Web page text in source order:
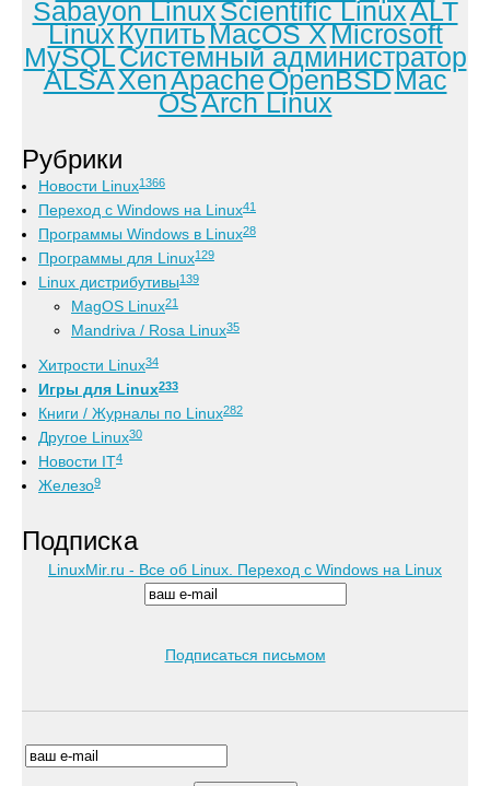
Sabayon LinuxScientific LinuxALT
LinuxКупитьMacOS XMicrosoft
MySQLСистемный администратор
ALSAXenApacheOpenBSDMac
OSArch Linux
Рубрики
Новости Linux1366
Переход с Windows на Linux41
Программы Windows в Linux28
Программы для Linux129
Linux дистрибутивы139
MagOS Linux21
Mandriva / Rosa Linux35
Хитрости Linux34
Игры для Linux233
Книги / Журналы по Linux282
Другое Linux30
Новости IT4
Железо9
Подписка
LinuxMir.ru - Все об Linux. Переход с Windows на Linux
Подписаться письмом